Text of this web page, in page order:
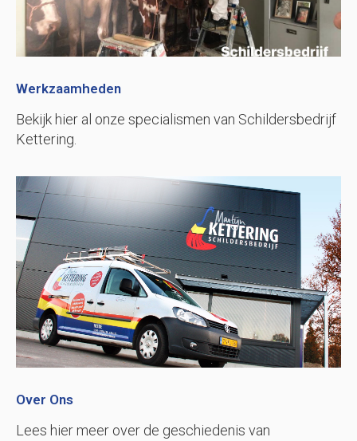
Werkzaamheden
Bekijk hier al onze specialismen van Schildersbedrijf
Kettering.
Over Ons
Lees hier meer over de geschiedenis van